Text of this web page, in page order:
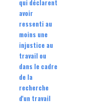
qui déclarent
avoir
ressenti au
moins une
injustice au
travail ou
dans le cadre
de la
recherche
d'un travail